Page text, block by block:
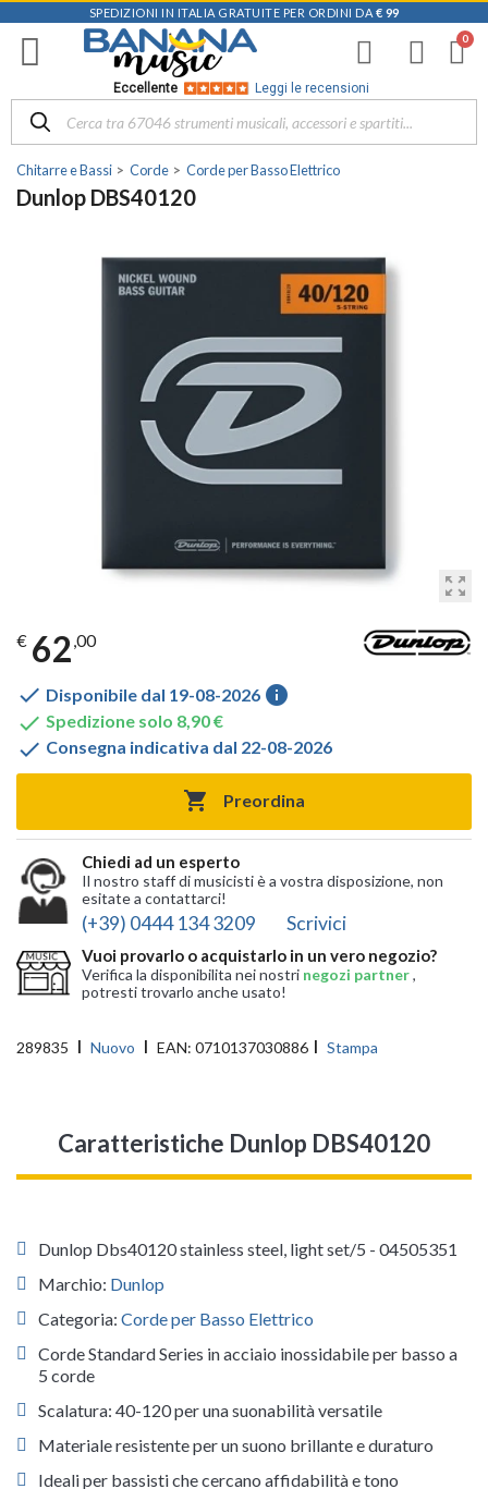
SPEDIZIONI IN ITALIA GRATUITE PER ORDINI DA € 99
Eccellente Leggi le recensioni
Chitarre e Bassi Corde Corde per Basso Elettrico
Dunlop DBS40120
zoom_out_map
€ 62,00
 Disponibile dal 19-08-2026 info
 Spedizione solo 8,90 €
 Consegna indicativa dal 22-08-2026
 Preordina
Chiedi ad un esperto
Il nostro staff di musicisti è a vostra disposizione, non
esitate a contattarci!
(+39) 0444 134 3209 Scrivici
Vuoi provarlo o acquistarlo in un vero negozio?
Verifica la disponibilita nei nostri negozi partner,
potresti trovarlo anche usato!
289835 Nuovo EAN: 0710137030886 Stampa
Caratteristiche Dunlop DBS40120
Dunlop Dbs40120 stainless steel, light set/5 - 04505351
Marchio: Dunlop
Categoria: Corde per Basso Elettrico
Corde Standard Series in acciaio inossidabile per basso a
5 corde
Scalatura: 40-120 per una suonabilità versatile
Materiale resistente per un suono brillante e duraturo
Ideali per bassisti che cercano affidabilità e tono